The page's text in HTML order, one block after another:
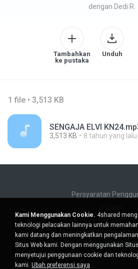
dengan Dedi R.
Tambahkan
ke pustaka
Unduh
1 file • 3,513 KB
SENGAJA ELVI
3,513 KB 8 tahun yang lalu
Persyaratan
Bantuan
Jangan jual informasi
Jangan bagikan informasi
Kami Menggunakan Cookie. 4shared
teknologi pelacakan lainnya untuk
kami datang dan meningkatkan
Situs Web kami. Dengan menggunakan
menyetujui penggunaan cookie dan
kami. Ubah preferensi saya